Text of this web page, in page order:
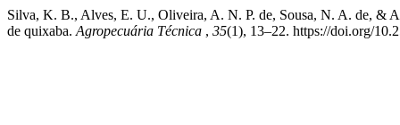
Silva, K. B., Alves, E. U., Oliveira, A. N. P. de, Sousa, N. A. de, &
de quixaba. Agropecuária Técnica , 35(1), 13–22. https://doi.org/